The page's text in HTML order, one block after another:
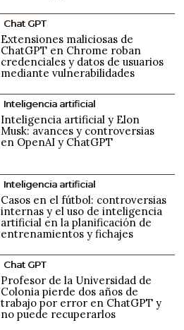
Chat GPT
Extensiones maliciosas de
ChatGPT en Chrome roban
credenciales y datos de usuarios
mediante vulnerabilidades
Inteligencia artificial
Inteligencia artificial y Elon
Musk: avances y controversias
en OpenAI y ChatGPT
Inteligencia artificial
Casos en el fútbol: controversias
internas y el uso de inteligencia
artificial en la planificación de
entrenamientos y fichajes
Chat GPT
Profesor de la Universidad de
Colonia pierde dos años de
trabajo por error en ChatGPT y
no puede recuperarlos